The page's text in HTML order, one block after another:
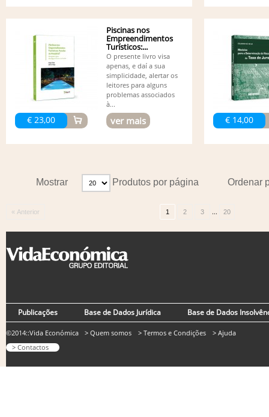
€ 23,00
Piscinas nos
Empreendimentos
Turísticos:...
O presente livro visa
apenas, e daí a sua
simplicidade, alertar os
leitores para alguns
problemas associados
à...
ver mais € 14,00
Ordenar
Mostrar Produtos por página
« Anterior 1 2 3 ... 20
Publicações Base de Dados Jurídica Base de Dados
©2014::Vida Económica
> Contactos
> Quem somos > Termos e Condições > Ajuda